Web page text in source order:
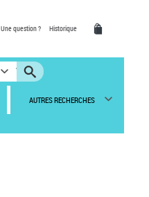
Une question ? Historique
AUTRES RECHERCHES